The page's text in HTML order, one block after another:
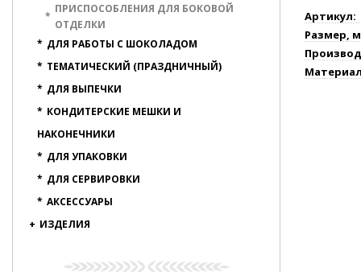
*
ПРИСПОСОБЛЕНИЯ ДЛЯ БОКОВОЙ
ОТДЕЛКИ
* ДЛЯ РАБОТЫ С ШОКОЛАДОМ
* ТЕМАТИЧЕСКИЙ (ПРАЗДНИЧНЫЙ)
* ДЛЯ ВЫПЕЧКИ
* КОНДИТЕРСКИЕ МЕШКИ И
НАКОНЕЧНИКИ
* ДЛЯ УПАКОВКИ
* ДЛЯ СЕРВИРОВКИ
* АКСЕССУАРЫ
+ ИЗДЕЛИЯ
Артикул:
Размер,